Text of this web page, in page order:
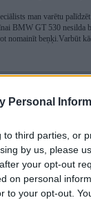
Personal
third parties, or
by us, please
your opt-out
on personal
to your opt-out.
man varētu
BMW GT 530 nesilda
nomainīt beņķi.Varbūt
tad es pirktu jaunu
ka beikts
var uzņemties un